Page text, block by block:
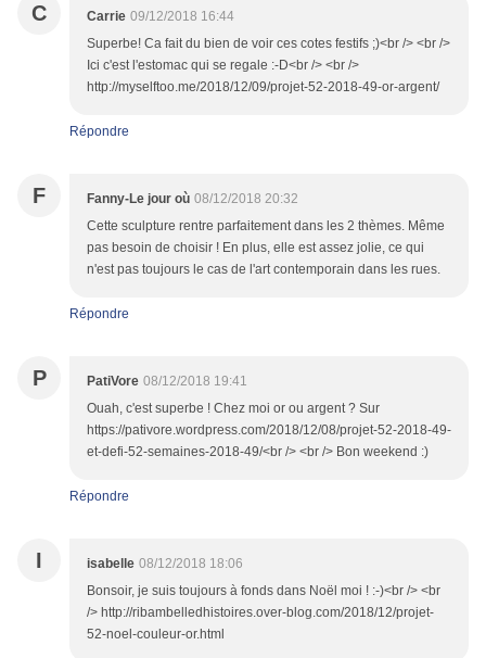
C Carrie 09/12/2018 16:44
Superbe! Ca fait du bien de voir ces cotes festifs ;)<br /> <br />
Ici c'est l'estomac qui se regale :-D<br /> <br />
http://myselftoo.me/2018/12/09/projet-52-2018-49-or-argent/
Répondre
F Fanny-Le jour où 08/12/2018 20:32
Cette sculpture rentre parfaitement dans les 2 thèmes. Même
pas besoin de choisir ! En plus, elle est assez jolie, ce qui
n'est pas toujours le cas de l'art contemporain dans les rues.
Répondre
P PatiVore 08/12/2018 19:41
Ouah, c'est superbe ! Chez moi or ou argent ? Sur
https://pativore.wordpress.com/2018/12/08/projet-52-2018-49-
et-defi-52-semaines-2018-49/<br /> <br /> Bon weekend :)
Répondre
I isabelle 08/12/2018 18:06
Bonsoir, je suis toujours à fonds dans Noël moi ! :-)<br /> <br
/> http://ribambelledhistoires.over-blog.com/2018/12/projet-
52-noel-couleur-or.html